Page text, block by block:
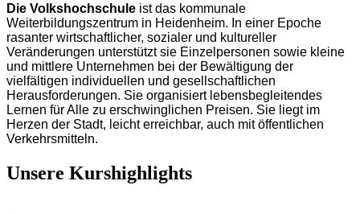
Die Volkshochschule ist das kommunale
Weiterbildungszentrum in Heidenheim. In einer Epoche
rasanter wirtschaftlicher, sozialer und kultureller
Veränderungen unterstützt sie Einzelpersonen sowie kleine
und mittlere Unternehmen bei der Bewältigung der
vielfältigen individuellen und gesellschaftlichen
Herausforderungen. Sie organisiert lebensbegleitendes
Lernen für Alle zu erschwinglichen Preisen. Sie liegt im
Herzen der Stadt, leicht erreichbar, auch mit öffentlichen
Verkehrsmitteln.
Unsere Kurshighlights